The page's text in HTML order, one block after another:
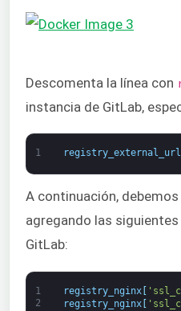
Descomenta la línea con
instancia de GitLab,
1 registry_external_url
A continuación,
agregando las
GitLab:
1
2
registry_nginx[
registry_nginx[